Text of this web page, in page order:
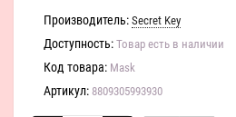
Производитель: Secret Key
Доступность: Товар есть в наличии
Код товара: Mask
Артикул: 8809305993930